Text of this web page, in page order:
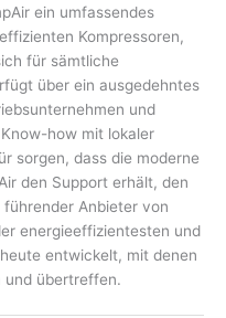
ein umfassendes
Kompressoren,
für sämtliche
über ein ausgedehntes
und
how mit lokaler
sorgen, dass die moderne
den Support erhält, den
Anbieter von
energieeffizientesten und
entwickelt, mit denen
und übertreffen.